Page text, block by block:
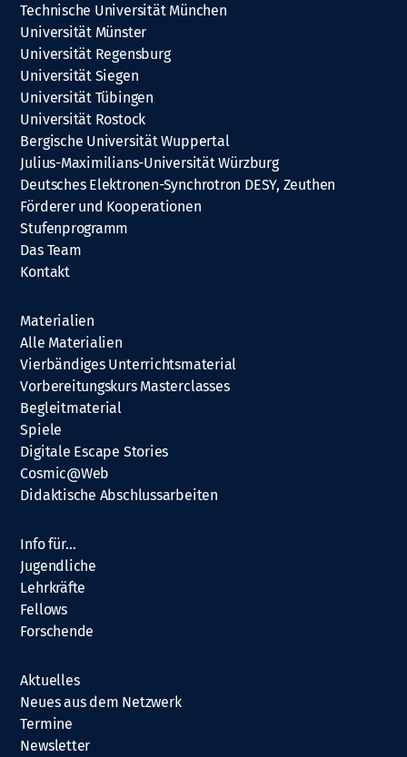
Technische Universität München
Universität Münster
Universität Regensburg
Universität Siegen
Universität Tübingen
Universität Rostock
Bergische Universität Wuppertal
Julius-Maximilians-Universität Würzburg
Deutsches Elektronen-Synchrotron DESY, Zeuthen
Förderer und Kooperationen
Stufenprogramm
Das Team
Kontakt
Materialien
Alle Materialien
Vierbändiges Unterrichtsmaterial
Vorbereitungskurs Masterclasses
Begleitmaterial
Spiele
Digitale Escape Stories
Cosmic@Web
Didaktische Abschlussarbeiten
Info für…
Jugendliche
Lehrkräfte
Fellows
Forschende
Aktuelles
Neues aus dem Netzwerk
Termine
Newsletter